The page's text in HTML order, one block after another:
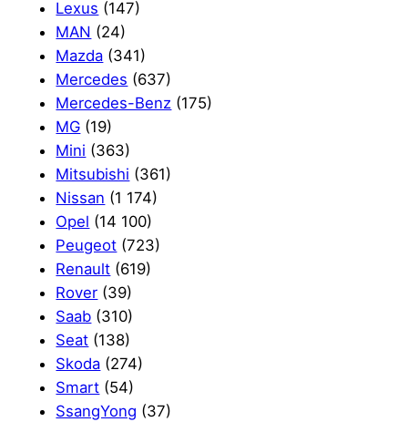
Lexus (147)
MAN (24)
Mazda (341)
Mercedes (637)
Mercedes-Benz (175)
MG (19)
Mini (363)
Mitsubishi (361)
Nissan (1 174)
Opel (14 100)
Peugeot (723)
Renault (619)
Rover (39)
Saab (310)
Seat (138)
Skoda (274)
Smart (54)
SsangYong (37)